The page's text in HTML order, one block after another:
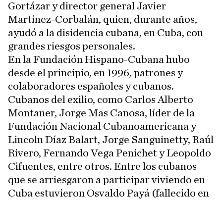
Gortázar y director general Javier
Martínez-Corbalán, quien, durante años,
ayudó a la disidencia cubana, en Cuba, con
grandes riesgos personales.
En la Fundación Hispano-Cubana hubo
desde el principio, en 1996, patrones y
colaboradores españoles y cubanos.
Cubanos del exilio, como Carlos Alberto
Montaner, Jorge Mas Canosa, líder de la
Fundación Nacional Cubanoamericana y
Lincoln Díaz Balart, Jorge Sanguinetty, Raúl
Rivero, Fernando Vega Penichet y Leopoldo
Cifuentes, entre otros. Entre los cubanos
que se arriesgaron a participar viviendo en
Cuba estuvieron Osvaldo Payá (fallecido en